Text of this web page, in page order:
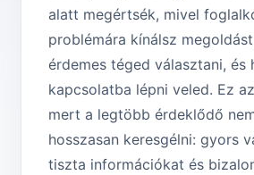
alatt megértsék, mivel
problémára kínálsz
érdemes téged választani, és
kapcsolatba lépni veled. Ez
mert a legtöbb érdeklődő
hosszasan keresgélni: gyors
tiszta információkat és